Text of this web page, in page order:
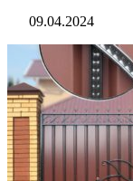
09.04.2024